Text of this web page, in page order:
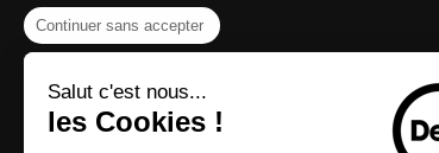
Continuer sans accepter
Salut c'est nous...
les Cookies !